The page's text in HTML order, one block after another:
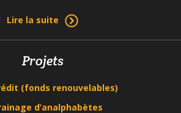
Lire la suite
Projets
(fonds renouvelables)
d’analphabètes